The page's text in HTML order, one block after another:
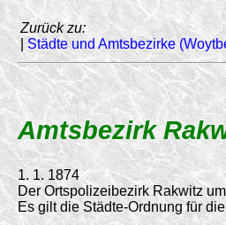
Zurück zu:
| Städte und Amtsbezirke
Amtsbezirk
1. 1. 1874
Der Ortspolizeibezirk Rakwitz
Es gilt die Städte-Ordnung für